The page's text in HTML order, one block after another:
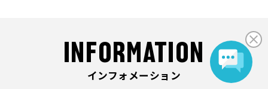
INFORMATION
インフォメーション